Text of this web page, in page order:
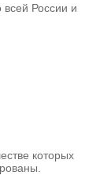
России и
которых